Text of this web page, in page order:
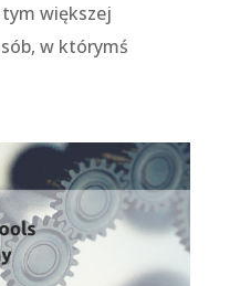
większej
w którymś